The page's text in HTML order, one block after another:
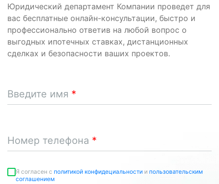
Юридический департамент Компании проведет для
вас бесплатные онлайн-консультации, быстро и
профессионально ответив на любой вопрос о
выгодных ипотечных ставках, дистанционных
сделках и безопасности ваших проектов.
Введите имя
Номер телефона
Я согласен c политикой конфидециальности и пользовательским
соглашением